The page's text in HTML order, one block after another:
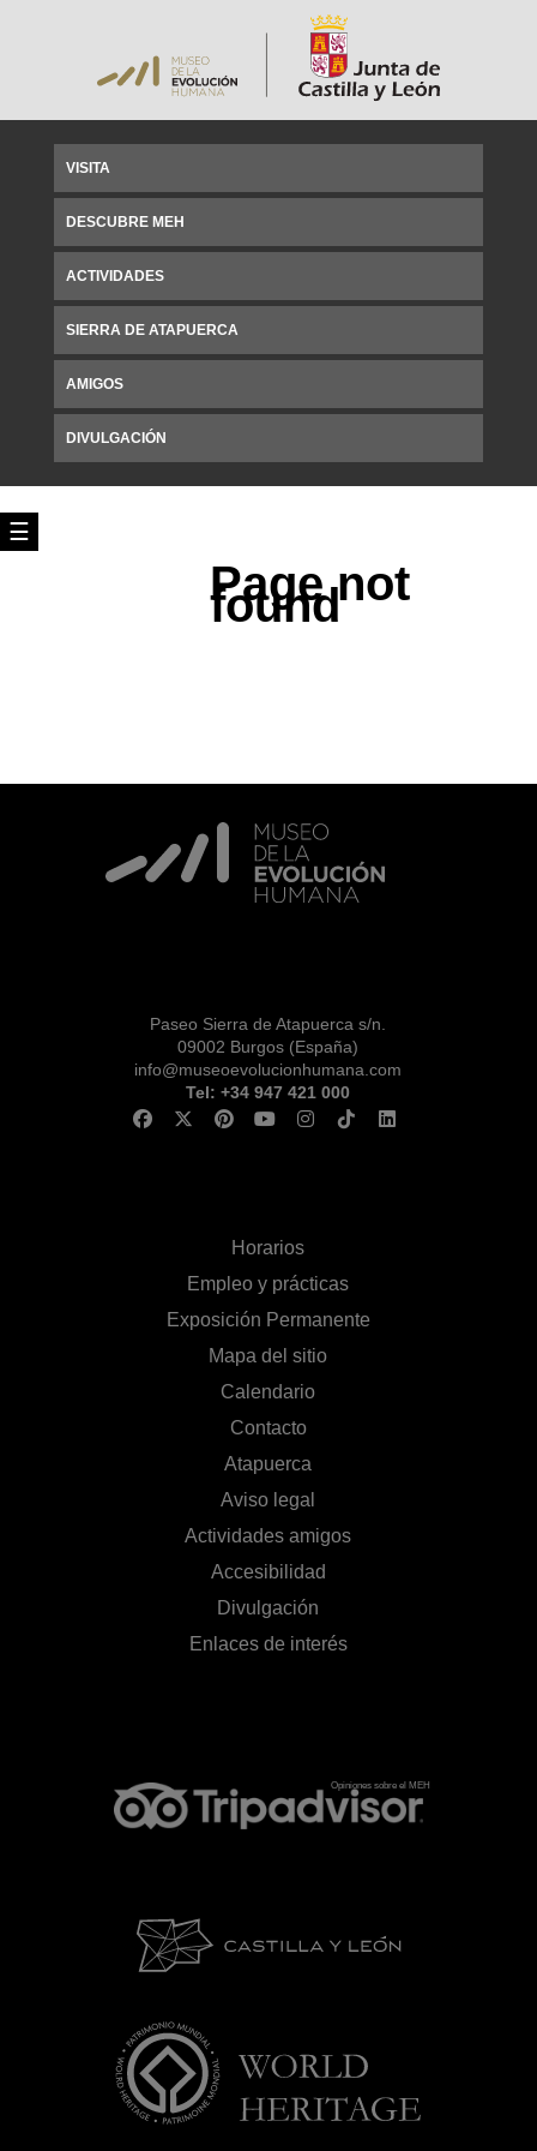
☰
VISITA
DESCUBRE MEH
ACTIVIDADES
SIERRA DE ATAPUERCA
AMIGOS
DIVULGACIÓN
Page not
found
Paseo Sierra de Atapuerca s/n.
09002 Burgos (España)
info@museoevolucionhumana.com
Tel: +34 947 421 000
Horarios
Empleo y prácticas
Exposición Permanente
Mapa del sitio
Calendario
Contacto
Atapuerca
Aviso legal
Actividades amigos
Accesibilidad
Divulgación
Enlaces de interés
Opiniones sobre el MEH